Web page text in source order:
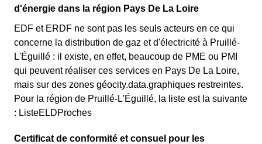
d'énergie dans la région Pays De La Loire
EDF et ERDF ne sont pas les seuls acteurs en ce qui
concerne la distribution de gaz et d'électricité à Pruillé-
L'Éguillé : il existe, en effet, beaucoup de PME ou PMI
qui peuvent réaliser ces services en Pays De La Loire,
mais sur des zones géocity.data.graphiques restreintes.
Pour la région de Pruillé-L'Éguillé, la liste est la suivante
: ListeELDProches
Certificat de conformité et consuel pour les